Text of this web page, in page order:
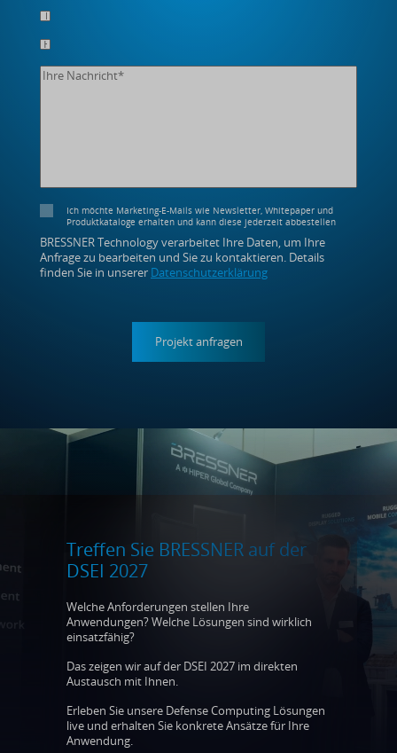
Ich möchte Marketing-E-Mails wie Newsletter, Whitepaper und
Produktkataloge erhalten und kann diese jederzeit abbestellen
BRESSNER Technology verarbeitet Ihre Daten, um Ihre
Anfrage zu bearbeiten und Sie zu kontaktieren. Details
finden Sie in unserer Datenschutzerklärung
Treffen Sie BRESSNER auf der
DSEI 2027
Welche Anforderungen stellen Ihre
Anwendungen? Welche Lösungen sind wirklich
einsatzfähig?
Das zeigen wir auf der DSEI 2027 im direkten
Austausch mit Ihnen.
Erleben Sie unsere Defense Computing Lösungen
live und erhalten Sie konkrete Ansätze für Ihre
Anwendung.